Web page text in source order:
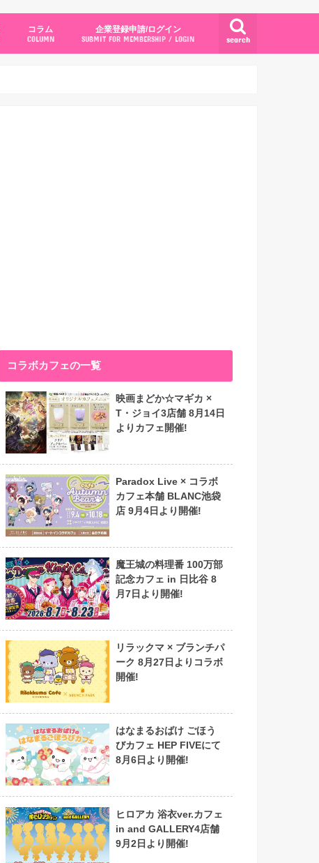
search
コラム
COLUMN
企業登録申請/ログイン
SUBMIT FOR MEMBERSHIP / LOGIN
コラボカフェの一覧
映画まどか☆マギカ ×
T・ジョイ3店舗 8月14日
よりカフェ開催!
Paradox Live × コラボ
カフェ本舗 BLANC池袋
店 9月4日より開催!
魔王城の料理番 100万部
記念カフェ in 日比谷 8
月7日より開催!
リラックマ × ブランチパ
ーク 8月27日よりコラボ
開催!
はなまるおばけ ごほう
びカフェ HEP FIVEにて
8月6日より開催!
ヒロアカ 浴衣ver.カフェ
in and GALLERY4店舗
9月2日より開催!